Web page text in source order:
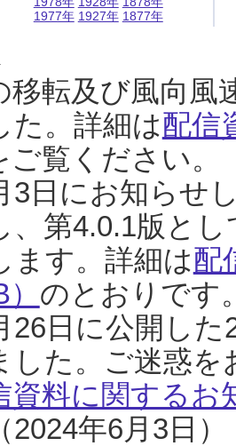
1977年 1927年 1877年
移転及び風向風
た。詳細は配信
ご覧ください。
3日にお知らせ
、第4.0.1版と
ます。詳細は配
のとおりです
26日に公開し
した。ご迷惑
資料に関するお
年6月3日）